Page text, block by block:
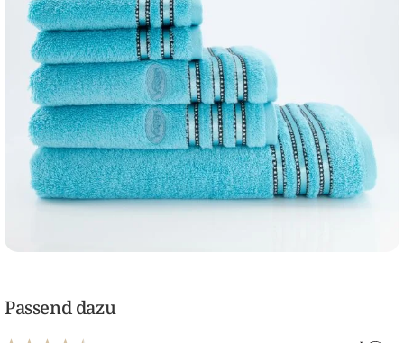
Passend dazu